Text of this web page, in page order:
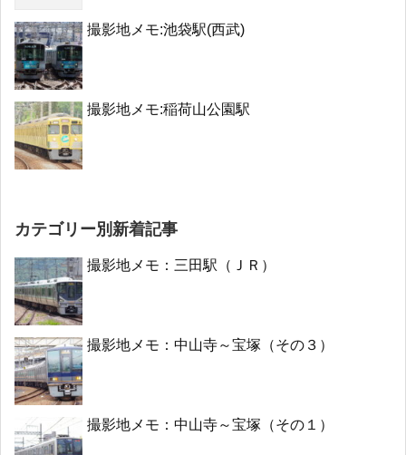
撮影地メモ:池袋駅(西武)
撮影地メモ:稲荷山公園駅
カテゴリー別新着記事
撮影地メモ：三田駅（ＪＲ）
撮影地メモ：中山寺～宝塚（その３）
撮影地メモ：中山寺～宝塚（その１）